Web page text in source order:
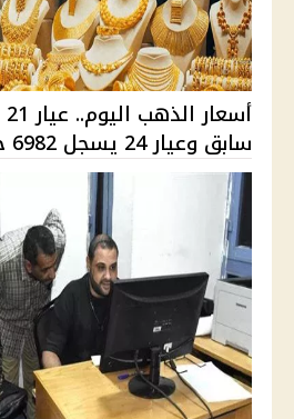
سابق وعيار 24 يسجل 6982 جن...